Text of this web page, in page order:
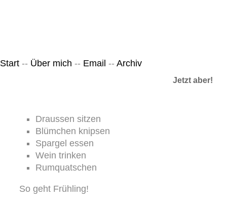
Start -- Über mich -- Email -- Archiv
Jetzt aber!
Draussen sitzen
Blümchen knipsen
Spargel essen
Wein trinken
Rumquatschen
So geht Frühling!